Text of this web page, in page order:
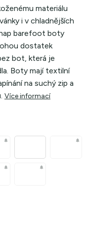
materiálu
i v chladnějších
barefoot boty
dostatek
bot, která je
Boty mají textilní
na suchý zip a
Více informací